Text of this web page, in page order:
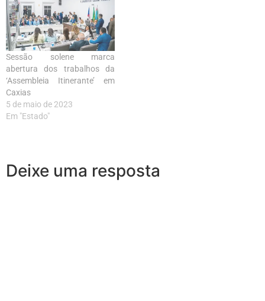
Sessão solene marca
abertura dos trabalhos da
‘Assembleia Itinerante’ em
Caxias
5 de maio de 2023
Em "Estado"
Deixe uma resposta